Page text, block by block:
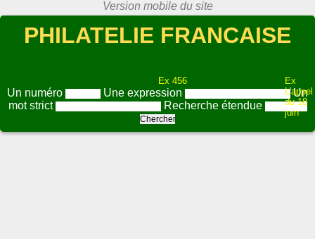
PHILATELIE FRANCAISE
Ex 456
Ex
L'appel
du 18
juin
Un numéro Une expression
Un
mot strict
Recherche étendue